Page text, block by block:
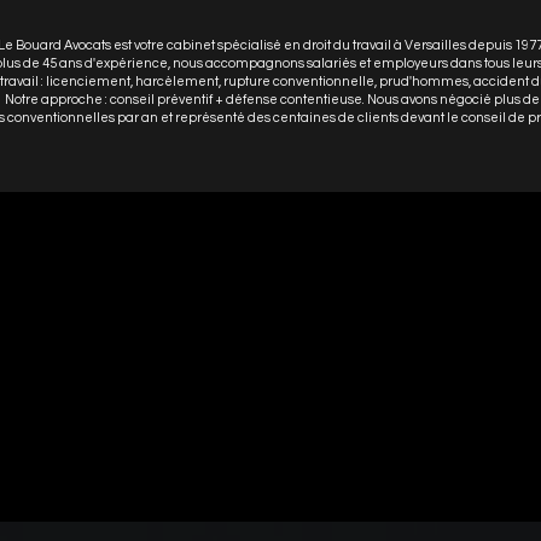
Le Bouard Avocats est votre cabinet spécialisé en droit du travail à Versailles depuis
de 45 ans d'expérience, nous accompagnons salariés et employeurs dans tous
: licenciement, harcèlement, rupture conventionnelle, prud'hommes, accident
Notre approche : conseil préventif + défense contentieuse. Nous avons négocié plus de
conventionnelles par an et représenté des centaines de clients devant le conseil de